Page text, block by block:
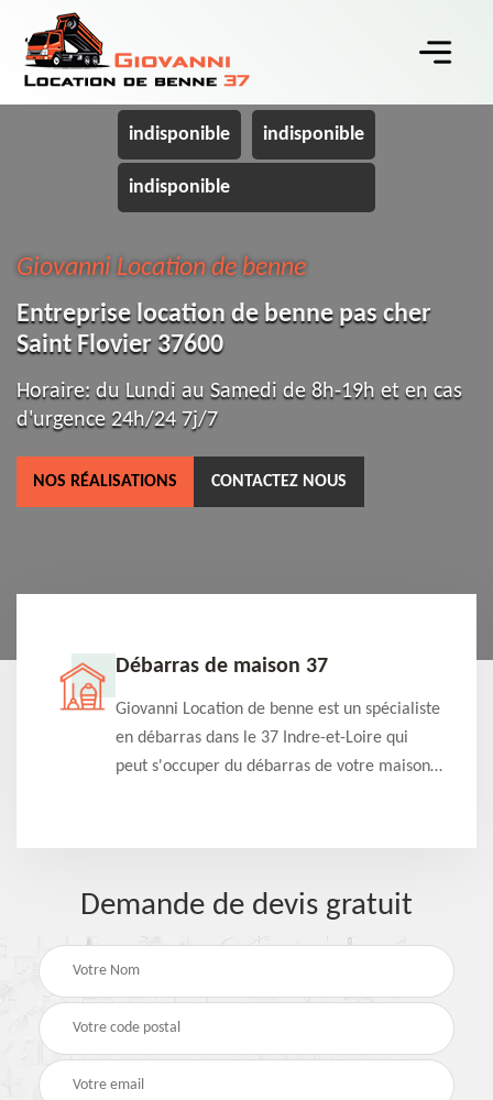
indisponible indisponible
indisponible
Giovanni Location de benne
Entreprise location de benne pas cher
Saint Flovier 37600
Horaire: du Lundi au Samedi de 8h-19h et en cas
d'urgence 24h/24 7j/7
NOS RÉALISATIONS CONTACTEZ NOUS
Débarras de maison 37
Giovanni Location de benne est un spécialiste
en débarras dans le 37 Indre-et-Loire qui
peut s'occuper du débarras de votre maison
Demande de devis gratuit